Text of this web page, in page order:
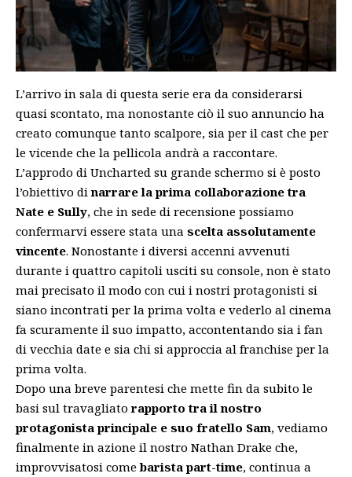
L’arrivo in sala di questa serie era da considerarsi
quasi scontato, ma nonostante ciò il suo annuncio ha
creato comunque tanto scalpore, sia per il cast che per
le vicende che la pellicola andrà a raccontare.
L’approdo di Uncharted su grande schermo si è posto
l’obiettivo dinarrare la prima collaborazione tra
Nate e Sully, che in sede di recensione possiamo
confermarvi essere stata una scelta assolutamente
vincente. Nonostante i diversi accenni avvenuti
durante i quattro capitoli usciti su console, non è stato
mai precisato il modo con cui i nostri protagonisti si
siano incontrati per la prima volta e vederlo al cinema
fa scuramente il suo impatto, accontentando sia i fan
di vecchia date e sia chi si approccia al franchise per la
prima volta.
Dopo una breve parentesi che mette fin da subito le
basi sul travagliatorapporto tra il nostro
protagonista principale e suo fratello Sam, vediamo
finalmente in azione il nostro Nathan Drake che,
improvvisatosi comebarista part-time, continua a